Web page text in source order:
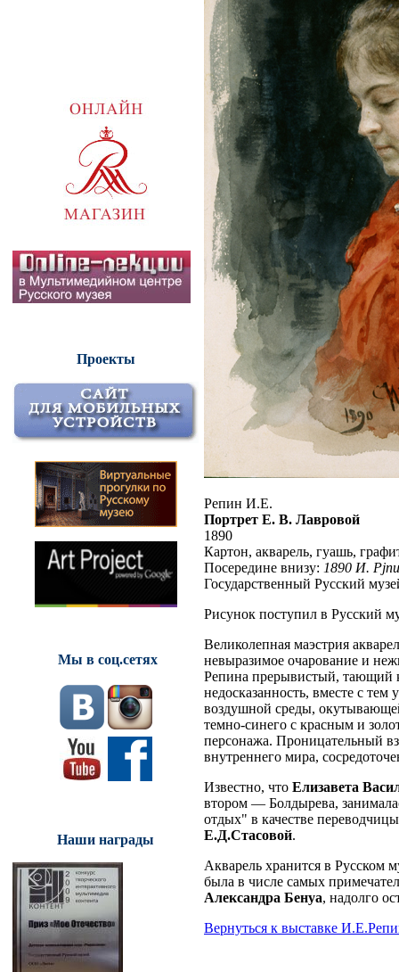
Проекты
Мы в соц.сетях
Наши награды
Репин И.Е.
Портрет Е. В. Лавровой
1890
Картон, акварель, гуашь,
Посередине внизу: 1890 И.
Государственный Русский
Рисунок поступил в Русский
Великолепная маэстрия
невыразимое очарование и
Репина прерывистый, тающий
недосказанность, вместе с тем
воздушной среды,
темно-синего с красным и
персонажа. Проницательный
внутреннего мира,
Известно, что Елизавета
втором — Болдырева,
отдых" в качестве
Е.Д.Стасовой.
Акварель хранится в Русском
была в числе самых
Александра Бенуа, надолго
Вернуться к выставке